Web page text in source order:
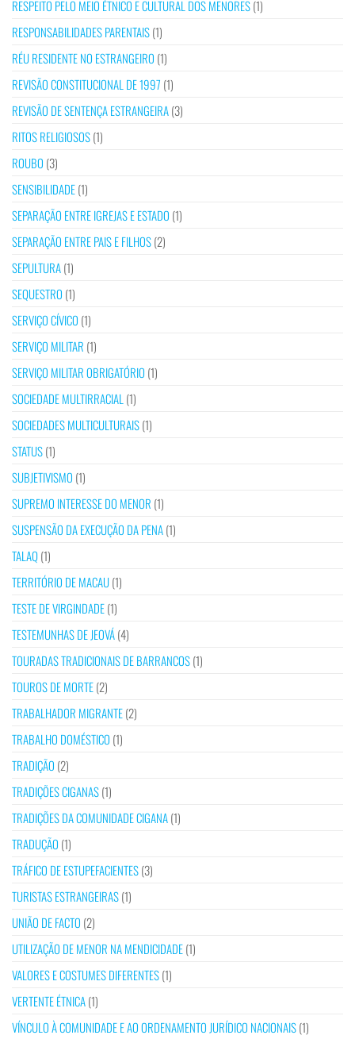
RESPEITO PELO MEIO ÉTNICO E CULTURAL DOS MENORES(1)
RESPONSABILIDADES PARENTAIS(1)
RÉU RESIDENTE NO ESTRANGEIRO (1)
REVISÃO CONSTITUCIONAL DE 1997 (1)
REVISÃO DE SENTENÇA ESTRANGEIRA(3)
RITOS RELIGIOSOS(1)
ROUBO (3)
SENSIBILIDADE(1)
SEPARAÇÃO ENTRE IGREJAS E ESTADO (1)
SEPARAÇÃO ENTRE PAIS E FILHOS(2)
SEPULTURA(1)
SEQUESTRO (1)
SERVIÇO CÍVICO (1)
SERVIÇO MILITAR (1)
SERVIÇO MILITAR OBRIGATÓRIO (1)
SOCIEDADE MULTIRRACIAL (1)
SOCIEDADES MULTICULTURAIS(1)
STATUS(1)
SUBJETIVISMO (1)
SUPREMO INTERESSE DO MENOR (1)
SUSPENSÃO DA EXECUÇÃO DA PENA(1)
TALAQ(1)
TERRITÓRIO DE MACAU(1)
TESTE DE VIRGINDADE(1)
TESTEMUNHAS DE JEOVÁ(4)
TOURADAS TRADICIONAIS DE BARRANCOS(1)
TOUROS DE MORTE(2)
TRABALHADOR MIGRANTE(2)
TRABALHO DOMÉSTICO (1)
TRADIÇÃO (2)
TRADIÇÕES CIGANAS(1)
TRADIÇÕES DA COMUNIDADE CIGANA(1)
TRADUÇÃO (1)
TRÁFICO DE ESTUPEFACIENTES(3)
TURISTAS ESTRANGEIRAS(1)
UNIÃO DE FACTO (2)
UTILIZAÇÃO DE MENOR NA MENDICIDADE(1)
VALORES E COSTUMES DIFERENTES(1)
VERTENTE ÉTNICA(1)
VÍNCULO À COMUNIDADE E AO ORDENAMENTO JURÍDICO NACIONAIS(1)